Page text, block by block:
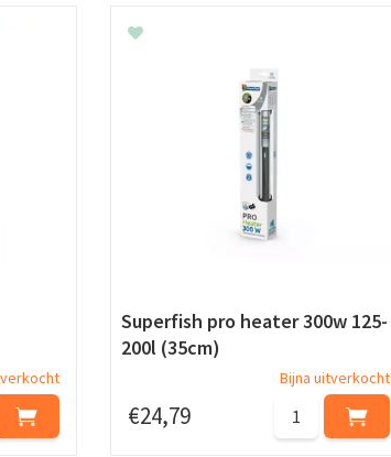
Superfish pro heater 300w 125-
200l (35cm)
€24,79
Bijna uitverkocht